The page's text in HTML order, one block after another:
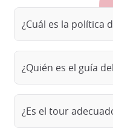
¿Cuál es la política
¿Quién es el guía
¿Es el tour